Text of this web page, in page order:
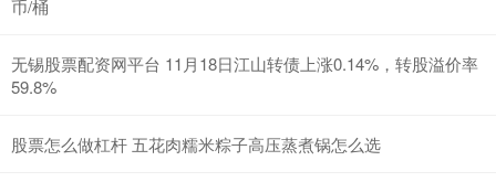
币/桶
无锡股票配资网平台 11月18日江山转债上涨0.14%，转股溢价率
59.8%
股票怎么做杠杆 五花肉糯米粽子高压蒸煮锅怎么选